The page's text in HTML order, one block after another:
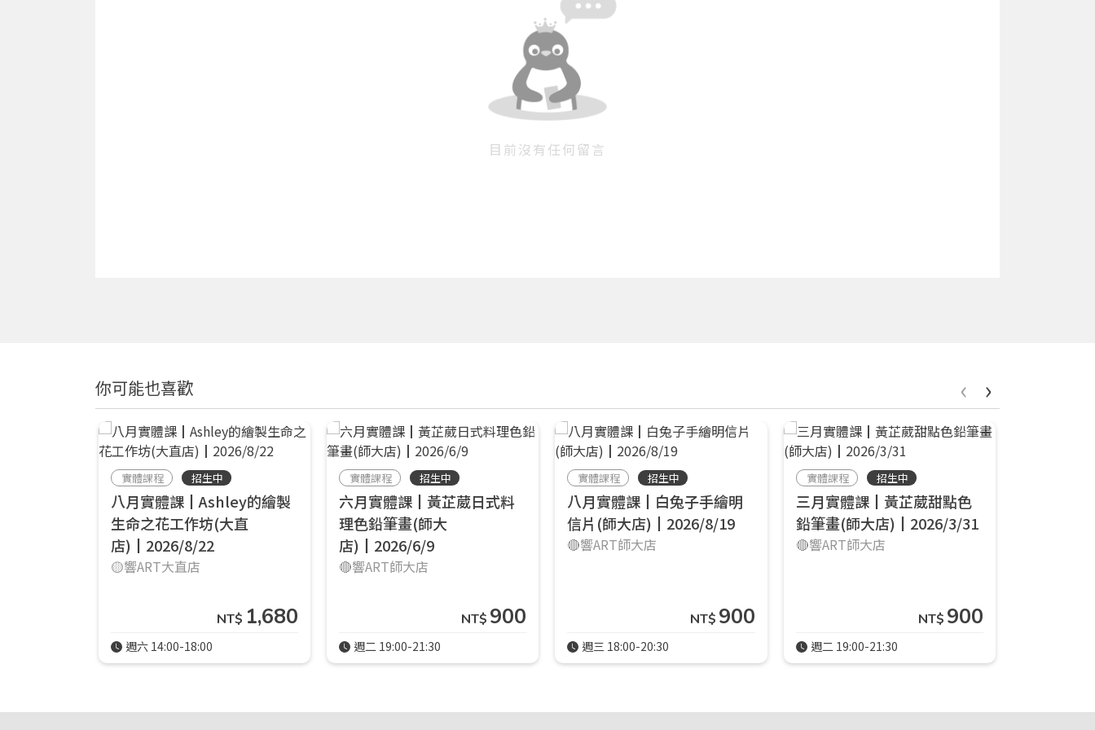
目前沒有任何留言
你可能也喜歡
實體課程 招生中
八月實體課┃Ashley的繪製
生命之花工作坊(大直
店)┃2026/8/22
🟡響ART大直店
NT$ 1,680
週六 14:00-18:00
實體課程 招生中
六月實體課┃黃芷葳日式料
理色鉛筆畫(師大
店)┃2026/6/9
🔴響ART師大店
NT$ 900
週二 19:00-21:30
實體課程 招生中
八月實體課┃白兔子手繪明
信片(師大店)┃2026/8/19
🔴響ART師大店
NT$ 900
週三 18:00-20:30
實體課程 招生中
三月實體課┃黃芷葳甜點色
鉛筆畫(師大店)┃2026/3/31
🔴響ART師大店
NT$ 900
週二 19:00-21:30
‹ ›